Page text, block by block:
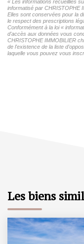
« Les informations recueillies
informatisé par CHRISTOPHE
Elles sont conservées pour la
le respect des prescriptions
Conformément à la loi «
d'accès aux données vous
CHRISTOPHE IMMOBILIER
de l'existence de la liste
laquelle vous pouvez vous
Les biens